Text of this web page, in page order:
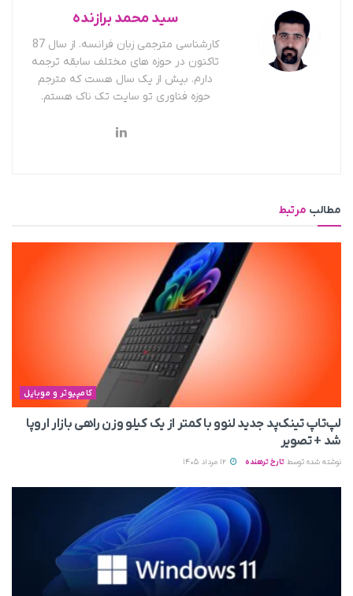
سید محمد برازنده
کارشناسی مترجمی زبان فرانسه. از سال 87
تاکنون در حوزه های مختلف سابقه ترجمه
دارم. بیش از یک سال هست که مترجم
حوزه فناوری تو سایت تک ناک هستم.
مطالب مرتبط
کامپیوتر و موبایل
لپ‌تاپ تینک‌پد جدید لنوو با کمتر از یک کیلو وزن راهی بازار اروپا
شد + تصویر
نوشته شده توسط تارخ ترهنده